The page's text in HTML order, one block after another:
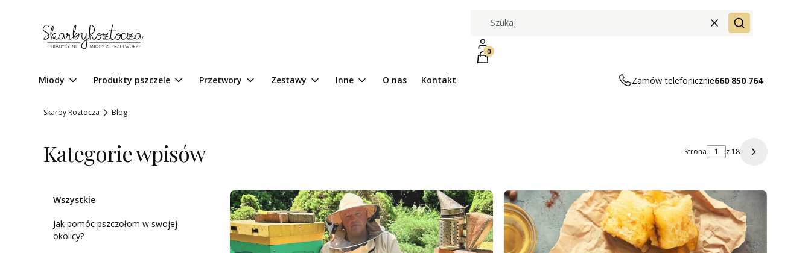
WyczyśćSzukaj
Produkty w koszyku: 0. Zobacz szczegóły
Miody Produkty pszczele Przetwory Zestawy Inne O nas Kontakt Zamów telefonicznie660 850 764
Skarby Roztocza Blog
Kategorie wpisów
Wszystkie
Jak pomóc pszczołom w swojej
okolicy?
Strona z 18 Następne